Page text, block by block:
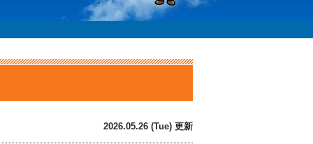
2026.05.26 (Tue) 更新